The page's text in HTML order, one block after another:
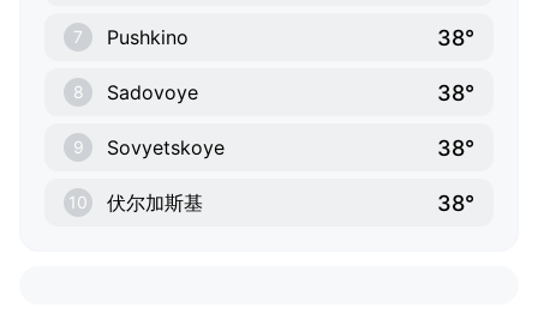
7 Pushkino 38°
8 Sadovoye 38°
9 Sovyetskoye 38°
10 伏尔加斯基 38°